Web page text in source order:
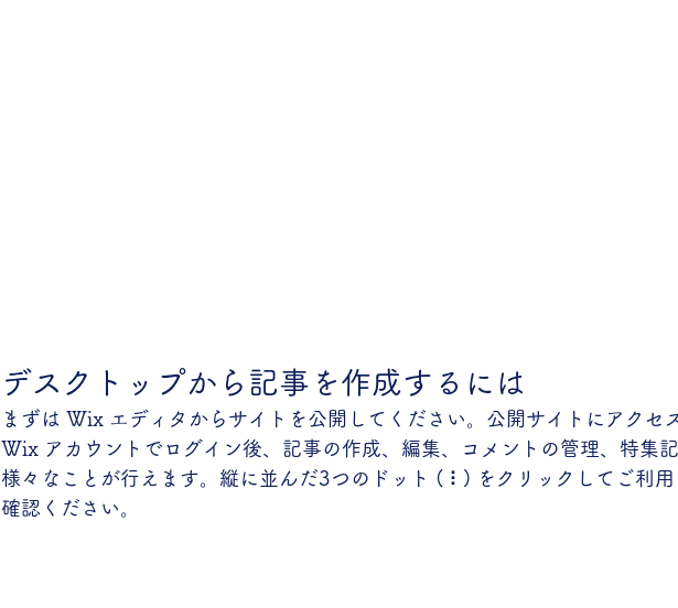
デスクトップから記事を作成するには
まずは Wix エディタからサイトを公開してください。公開サイトにアクセ
Wix アカウントでログイン後、記事の作成、編集、コメントの管理、特集
様々なことが行えます。縦に並んだ3つのドット ( ⠇) をクリックしてご利
確認ください。